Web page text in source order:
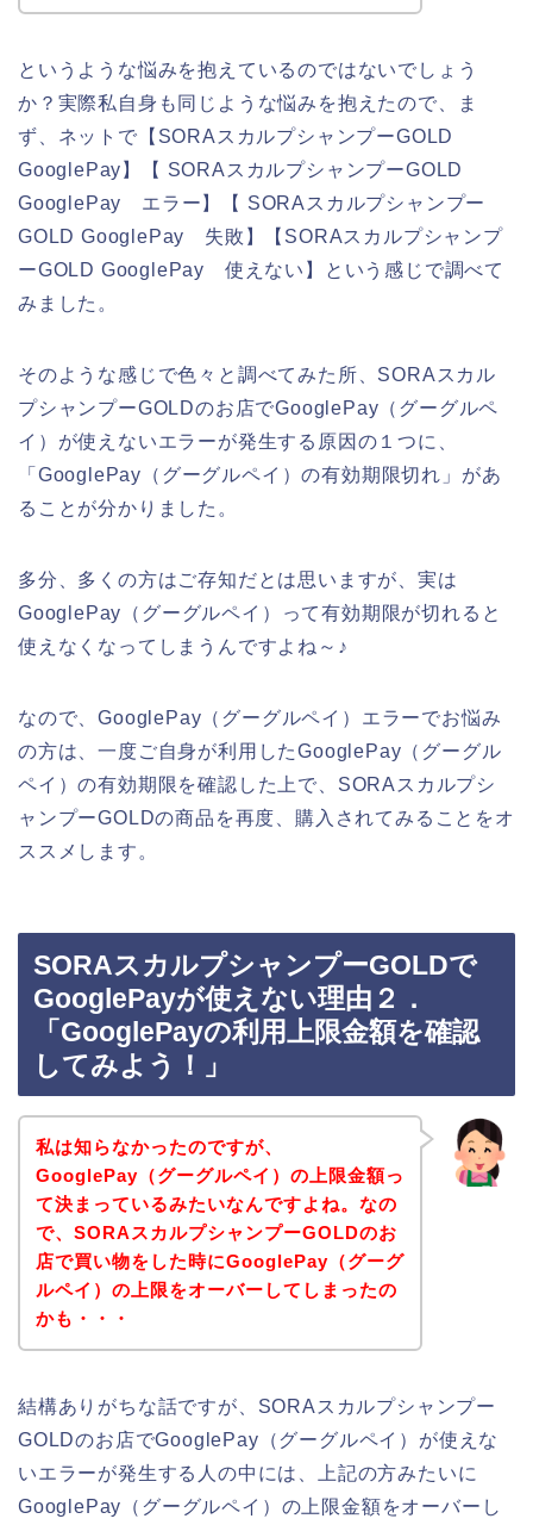
というような悩みを抱えているのではないでしょう
か？実際私自身も同じような悩みを抱えたので、ま
ず、ネットで【SORAスカルプシャンプーGOLD
GooglePay】【 SORAスカルプシャンプーGOLD
GooglePay エラー】【 SORAスカルプシャンプー
GOLD GooglePay 失敗】【SORAスカルプシャンプ
ーGOLD GooglePay 使えない】という感じで調べて
みました。
そのような感じで色々と調べてみた所、SORAスカル
プシャンプーGOLDのお店でGooglePay（グーグルペ
イ）が使えないエラーが発生する原因の１つに、
「GooglePay（グーグルペイ）の有効期限切れ」があ
ることが分かりました。
多分、多くの方はご存知だとは思いますが、実は
GooglePay（グーグルペイ）って有効期限が切れると
使えなくなってしまうんですよね～♪
なので、GooglePay（グーグルペイ）エラーでお悩み
の方は、一度ご自身が利用したGooglePay（グーグル
ペイ）の有効期限を確認した上で、SORAスカルプシ
ャンプーGOLDの商品を再度、購入されてみることをオ
ススメします。
SORAスカルプシャンプーGOLDで
GooglePayが使えない理由２．
「GooglePayの利用上限金額を確認
してみよう！」
私は知らなかったのですが、
GooglePay（グーグルペイ）の上限金額っ
て決まっているみたいなんですよね。なの
で、SORAスカルプシャンプーGOLDのお
店で買い物をした時にGooglePay（グーグ
ルペイ）の上限をオーバーしてしまったの
かも・・・
結構ありがちな話ですが、SORAスカルプシャンプー
GOLDのお店でGooglePay（グーグルペイ）が使えな
いエラーが発生する人の中には、上記の方みたいに
GooglePay（グーグルペイ）の上限金額をオーバーし